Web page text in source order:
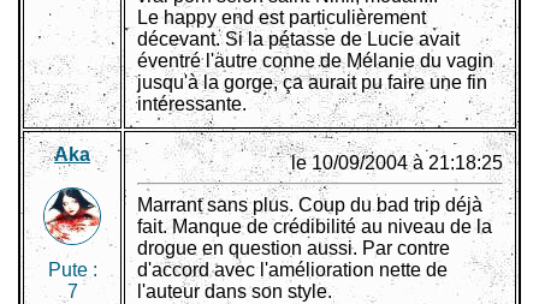
Le happy end est particulièrement
décevant. Si la pétasse de Lucie avait
éventré l'autre conne de Mélanie du vagin
jusqu'à la gorge, ça aurait pu faire une fin
intéressante.
Aka
Pute :
7
le 10/09/2004 à 21:18:25
Marrant sans plus. Coup du bad trip déjà
fait. Manque de crédibilité au niveau de la
drogue en question aussi. Par contre
d'accord avec l'amélioration nette de
l'auteur dans son style.